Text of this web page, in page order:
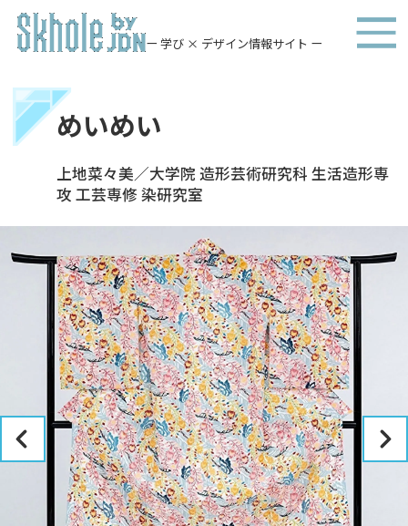
ー 学び × デザイン情報サイト ー
めいめい
上地菜々美／大学院 造形芸術研究科 生活造形専
攻 工芸専修 染研究室